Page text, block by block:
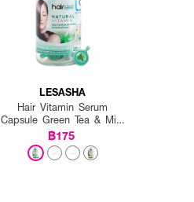
LESASHA
Hair Vitamin Serum
Capsule Green Tea & Mint
20 Caps.
฿175